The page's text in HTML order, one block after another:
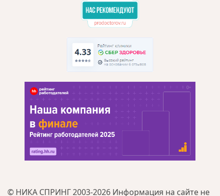
© НИКА СПРИНГ 2003-2026 Информация на сайте не